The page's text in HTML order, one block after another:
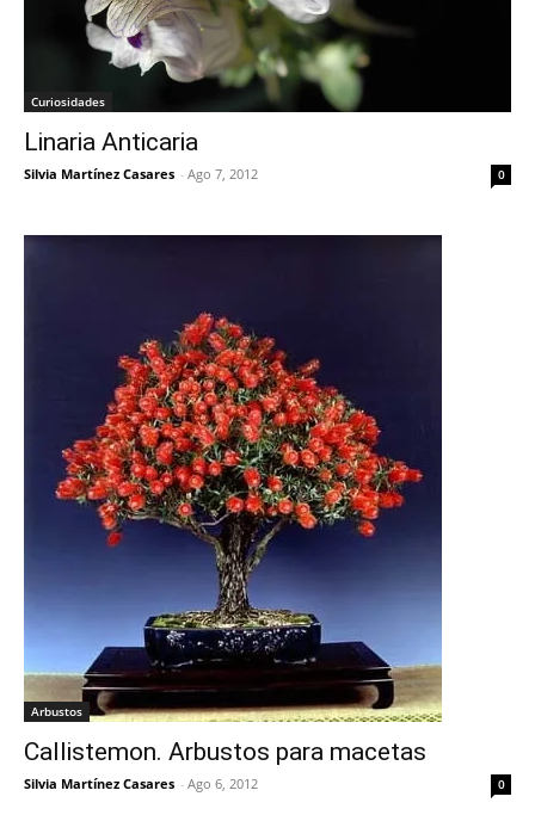
Curiosidades
Linaria Anticaria
Silvia Martínez Casares - Ago 7, 2012 0
Arbustos
Callistemon. Arbustos para macetas
Silvia Martínez Casares - Ago 6, 2012 0